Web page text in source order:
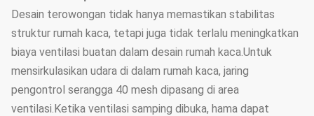
Desain terowongan tidak hanya memastikan stabilitas
struktur rumah kaca, tetapi juga tidak terlalu meningkatkan
biaya ventilasi buatan dalam desain rumah kaca.Untuk
mensirkulasikan udara di dalam rumah kaca, jaring
pengontrol serangga 40 mesh dipasang di area
ventilasi.Ketika ventilasi samping dibuka, hama dapat